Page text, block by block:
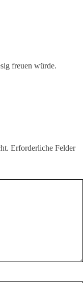
freuen würde.
Erforderliche Felder